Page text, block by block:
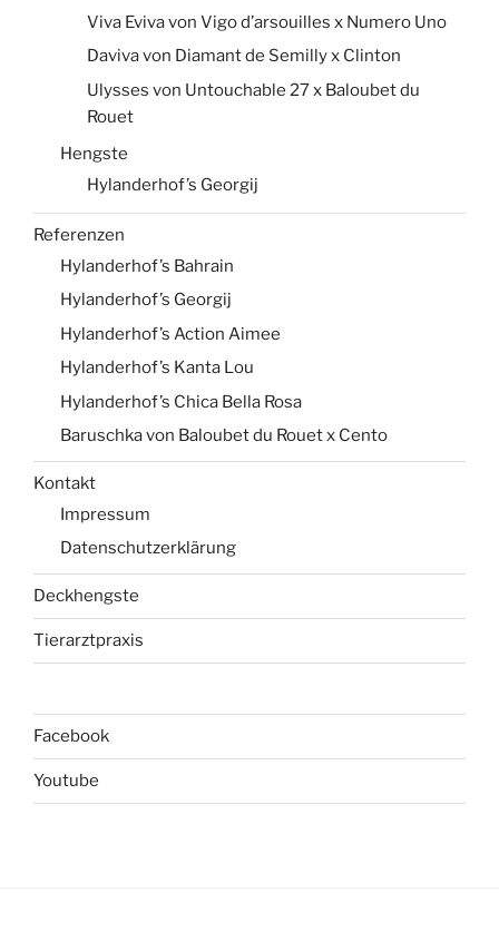
Viva Eviva von Vigo d’arsouilles x Numero Uno
Daviva von Diamant de Semilly x Clinton
Ulysses von Untouchable 27 x Baloubet du
Rouet
Hengste
Hylanderhof’s Georgij
Referenzen
Hylanderhof’s Bahrain
Hylanderhof’s Georgij
Hylanderhof’s Action Aimee
Hylanderhof’s Kanta Lou
Hylanderhof’s Chica Bella Rosa
Baruschka von Baloubet du Rouet x Cento
Kontakt
Impressum
Datenschutzerklärung
Deckhengste
Tierarztpraxis
Facebook
Youtube